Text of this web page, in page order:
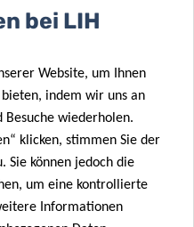
bei LIH
Website, um Ihnen
indem wir uns an
Besuche wiederholen.
klicken, stimmen Sie der
Sie können jedoch die
um eine kontrollierte
Informationen